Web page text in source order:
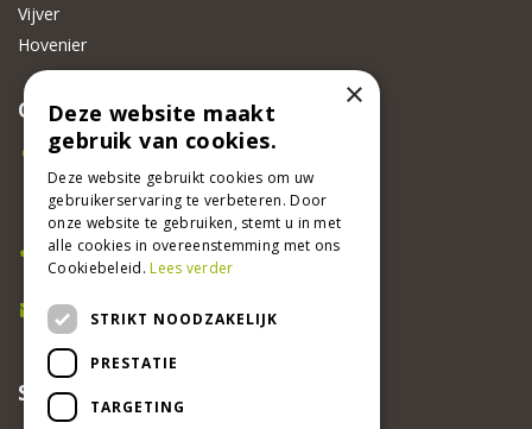
Vijver
Hovenier
CONTACT
Beeker Tuincentrum
Adsteeg 31
6191 PW Beek
Bel ons
046 437 2881
E-mail
info@beekertuincentrum.nl
SCHRIJF EEN RECENSIE EN WIN!
×
Deze website maakt
gebruik van cookies.
Deze website gebruikt cookies om uw
gebruikerservaring te verbeteren. Door
onze website te gebruiken, stemt u in met
alle cookies in overeenstemming met ons
Cookiebeleid.Lees verder
STRIKT NOODZAKELIJK
PRESTATIE
TARGETING